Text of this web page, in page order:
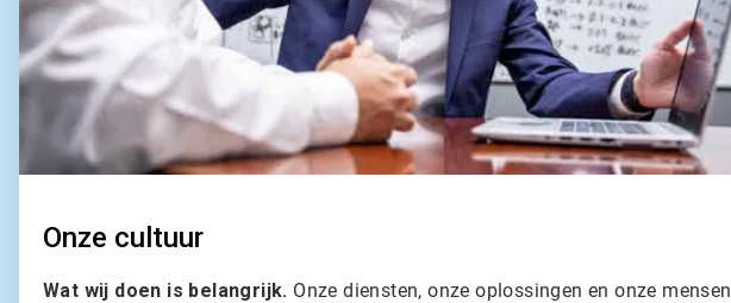
Onze cultuur
Wat wij doen is belangrijk. Onze diensten, onze oplossingen en onze mensen